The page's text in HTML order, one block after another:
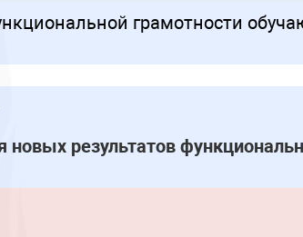
грамотности
результатов